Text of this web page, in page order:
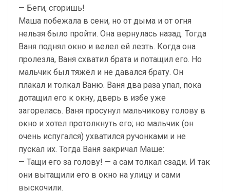
— Беги, сгоришь!
Маша побежала в сени, но от дыма и от огня
нельзя было пройти. Она вернулась назад. Тогда
Ваня поднял окно и велел ей лезть. Когда она
пролезла, Ваня схватил брата и потащил его. Но
мальчик был тяжёл и не давался брату. Он
плакал и толкал Ваню. Ваня два раза упал, пока
дотащил его к окну, дверь в избе уже
загорелась. Ваня просунул мальчикову голову в
окно и хотел протолкнуть его; но мальчик (он
очень испугался) ухватился ручонками и не
пускал их. Тогда Ваня закричал Маше:
— Тащи его за голову! — а сам толкал сзади. И так
они вытащили его в окно на улицу и сами
выскочили.